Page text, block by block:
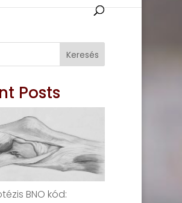
Keresés
Posts
BNO kód: